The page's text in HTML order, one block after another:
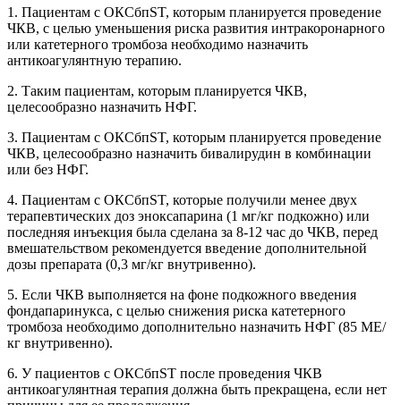
1. Пациентам с ОКСбпST, которым планируется проведение
ЧКВ, с целью уменьшения риска развития интракоронарного
или катетерного тромбоза необходимо назначить
антикоагулянтную терапию.
2. Таким пациентам, которым планируется ЧКВ,
целесообразно назначить НФГ.
3. Пациентам с ОКСбпST, которым планируется проведение
ЧКВ, целесообразно назначить бивалирудин в комбинации
или без НФГ.
4. Пациентам с ОКСбпST, которые получили менее двух
терапевтических доз эноксапарина (1 мг/кг подкожно) или
последняя инъекция была сделана за 8-12 чаc до ЧКВ, перед
вмешательством рекомендуется введение дополнительной
дозы препарата (0,3 мг/кг внутривенно).
5. Если ЧКВ выполняется на фоне подкожного введения
фондапаринукса, с целью снижения риска катетерного
тромбоза необходимо дополнительно назначить НФГ (85 МЕ/
кг внутривенно).
6. У пациентов с ОКСбпST после проведения ЧКВ
антикоагулянтная терапия должна быть прекращена, если нет